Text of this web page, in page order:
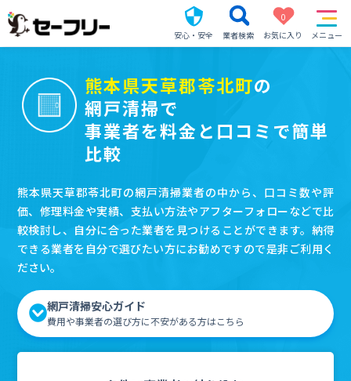
安心・安全 業者検索
0
お気に入り
メニュー
熊本県天草郡苓北町の
網戸清掃で
事業者を料金と口コミで簡単
比較
熊本県天草郡苓北町の網戸清掃業者の中から、口コミ数や評
価、修理料金や実績、支払い方法やアフターフォローなどで比
較検討し、自分に合った業者を見つけることができます。納得
できる業者を自分で選びたい方にお勧めですので是非ご利用く
ださい。
網戸清掃安心ガイド
費用や事業者の選び方に不安がある方はこちら